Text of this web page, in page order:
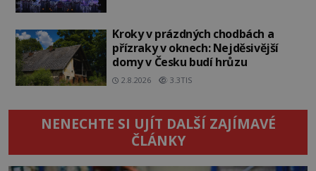
Kroky v prázdných chodbách a
přízraky v oknech: Nejděsivější
domy v Česku budí hrůzu
2.8.2026 3.3TIS
NENECHTE SI UJÍT DALŠÍ ZAJÍMAVÉ
ČLÁNKY